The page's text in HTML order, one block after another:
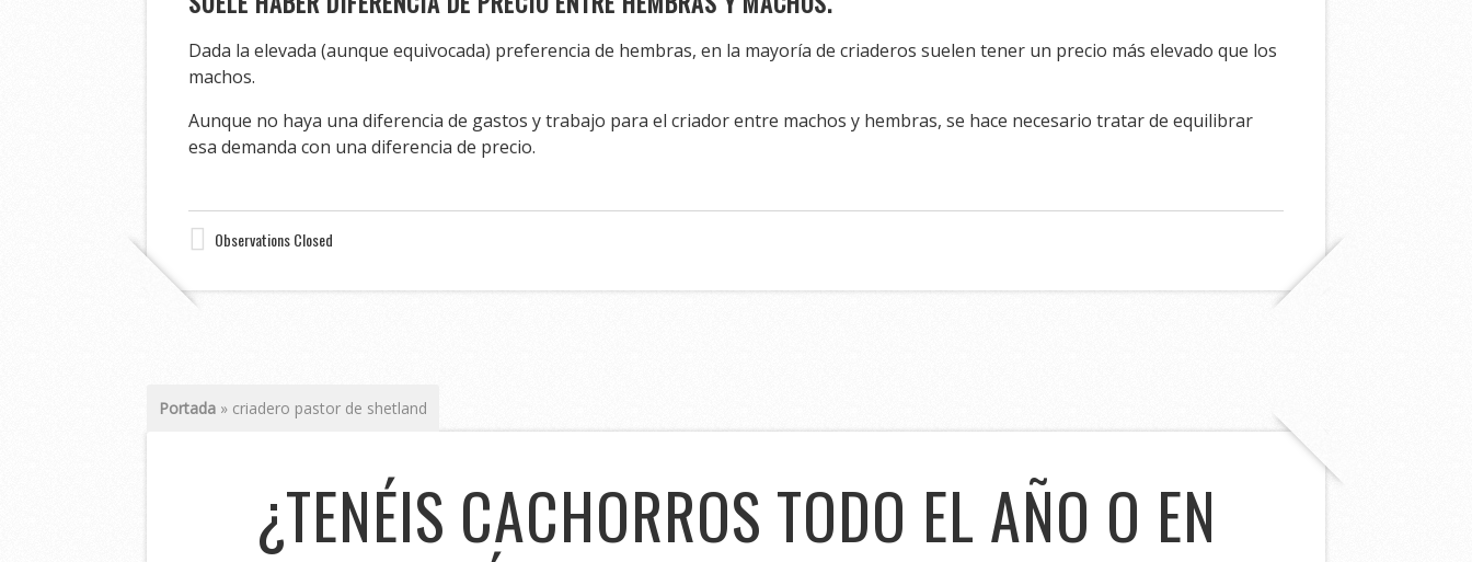
Dada la elevada (aunque equivocada) preferencia de hembras, en la mayoría de criaderos suelen tener un precio más elevado que los
machos.
Aunque no haya una diferencia de gastos y trabajo para el criador entre machos y hembras, se hace necesario tratar de equilibrar
esa demanda con una diferencia de precio.
Observations Closed
Portada » criadero pastor de shetland
¿TENÉIS CACHORROS TODO EL AÑO O EN